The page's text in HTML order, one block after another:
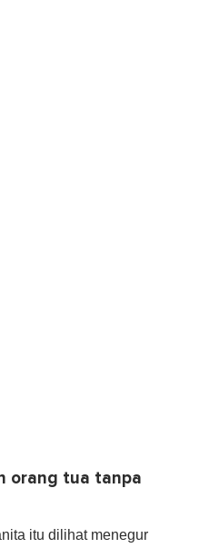
orang tua tanpa
itu dilihat menegur